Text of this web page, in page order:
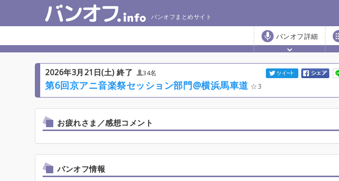
バンオフまとめサイト
バンオフ詳細
2026年3月21日(土) 終了 34名
第6回京アニ音楽祭セッション部門@横浜馬車道 3
お疲れさま／感想コメント
バンオフ情報